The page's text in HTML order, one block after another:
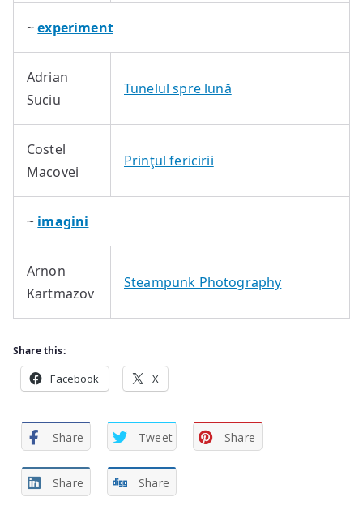
~experiment
Adrian
Suciu
Tunelul spre lună
Costel
Macovei
Prinţul fericirii
~ imagini
Arnon
Kartmazov
Steampunk Photography
Share this:
Facebook X
Share Tweet Share
Share Share